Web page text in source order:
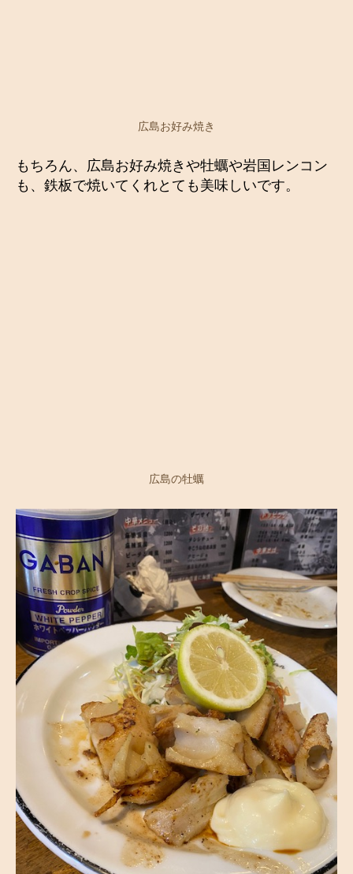
広島お好み焼き
もちろん、広島お好み焼きや牡蠣や岩国レンコン
も、鉄板で焼いてくれとても美味しいです。
広島の牡蠣